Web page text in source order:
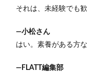
それは、未経験でも
―小松さん
はい。素養がある方
―FLATT編集部